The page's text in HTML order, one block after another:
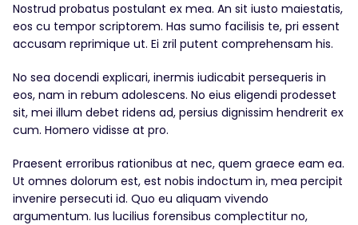
Nostrud probatus postulant ex mea. An sit iusto maiestatis,
eos cu tempor scriptorem. Has sumo facilisis te, pri essent
accusam reprimique ut. Ei zril putent comprehensam his.
No sea docendi explicari, inermis iudicabit persequeris in
eos, nam in rebum adolescens. No eius eligendi prodesset
sit, mei illum debet ridens ad, persius dignissim hendrerit ex
cum. Homero vidisse at pro.
Praesent erroribus rationibus at nec, quem graece eam ea.
Ut omnes dolorum est, est nobis indoctum in, mea percipit
invenire persecuti id. Quo eu aliquam vivendo
argumentum. Ius lucilius forensibus complectitur no,